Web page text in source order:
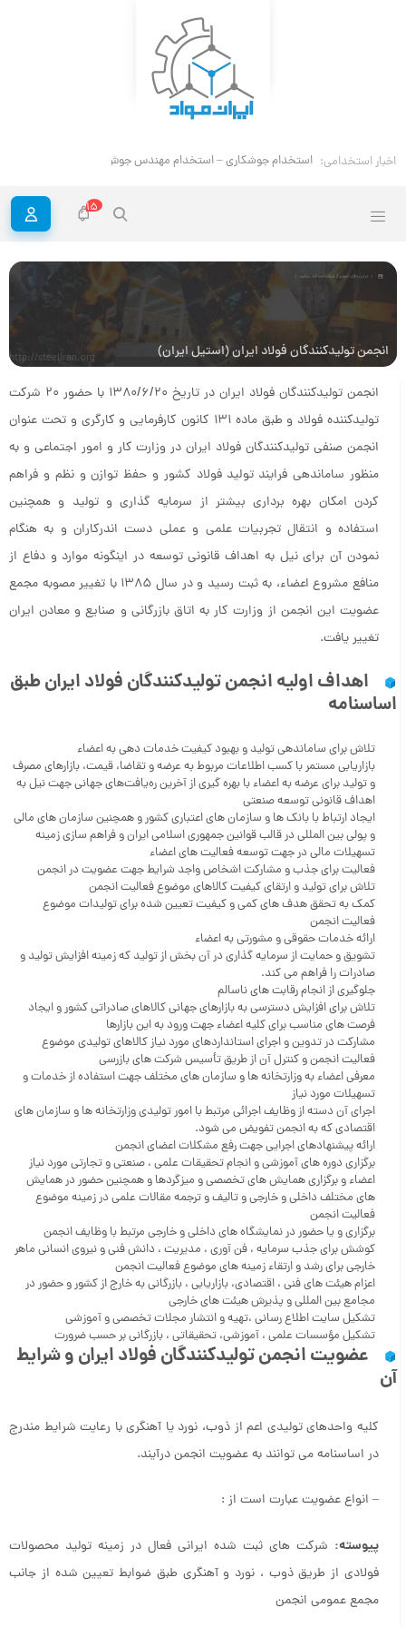
اخبار استخدامی: استخدام جوشکاری – استخدام مهندس جوش
15
انجمن تولیدکنندگان فولاد ایران (استیل ایران) http://steeliran.org
انجمن تولیدکنندگان فولاد ایران در تاریخ ۱۳۸۰/۶/۲۰ با حضور ۲۰ شرکت
تولیدکننده فولاد و طبق ماده ۱۳۱ کانون کارفرمایی و کارگری و تحت عنوان
انجمن صنفی تولیدکنندگان فولاد ایران در وزارت کار و امور اجتماعی و به
منظور ساماندهی فرایند تولید فولاد کشور و حفظ توازن و نظم و فراهم
کردن امکان بهره برداری بیشتر از سرمایه گذاری و تولید و همچنین
استفاده و انتقال تجربیات علمی و عملی دست اندرکاران و به هنگام
نمودن آن برای نیل به اهداف قانونی توسعه در اینگونه موارد و دفاع از
منافع مشروع اعضاء، به ثبت رسید و در سال ۱۳۸۵ با تغییر مصوبه مجمع
عضویت این انجمن از وزارت کار به اتاق بازرگانی و صنایع و معادن ایران
تغییر یافت.
اهداف اولیه انجمن تولیدکنندگان فولاد ایران طبق
اساسنامه
تلاش برای ساماندهی تولید و بهبود کیفیت خدمات دهی به اعضاء
بازاریابی مستمر با کسب اطلاعات مربوط به عرضه و تقاضا، قیمت، بازارهای مصرف
و تولید برای عرضه به اعضاء با بهره گیری از آخرین ره‌یافت‌های جهانی جهت نیل به
اهداف قانونی توسعه صنعتی
ایجاد ارتباط با بانک ها و سازمان های اعتباری کشور و همچنین سازمان های مالی
و پولی بین المللی در قالب قوانین جمهوری اسلامی ایران و فراهم سازی زمینه
تسهیلات مالی در جهت توسعه فعالیت های اعضاء
فعالیت برای جذب و مشارکت اشخاص واجد شرایط جهت عضویت در انجمن
تلاش برای تولید و ارتقای کیفیت کالاهای موضوع فعالیت انجمن
کمک به تحقق هدف های کمی و کیفیت تعیین شده برای تولیدات موضوع
فعالیت انجمن
ارائه خدمات حقوقی و مشورتی به اعضاء
تشویق و حمایت از سرمایه گذاری در آن بخش از تولید که زمینه افزایش تولید و
صادرات را فراهم می کند.
جلوگیری از انجام رقابت های ناسالم
تلاش برای افزایش دسترسی به بازارهای جهانی کالاهای صادراتی کشور و ایجاد
فرصت های مناسب برای کلیه اعضاء جهت ورود به این بازارها
مشارکت در تدوین و اجرای استانداردهای مورد نیاز کالاهای تولیدی موضوع
فعالیت انجمن و کنترل آن از طریق تأسیس شرکت های بازرسی
معرفی اعضاء به وزارتخانه ها و سازمان های مختلف جهت استفاده از خدمات و
تسهیلات مورد نیاز
اجرای آن دسته از وظایف اجرائی مرتبط با امور تولیدی وزارتخانه ها و سازمان های
اقتصادی که به انجمن تفویض می شود.
ارائه پیشنهادهای اجرایی جهت رفع مشکلات اعضای انجمن
برگزاری دوره های آموزشی و انجام تحقیقات علمی ، صنعتی و تجارتی مورد نیاز
اعضاء و برگزاری همایش های تخصصی و میزگردها و همچنین حضور در همایش
های مختلف داخلی و خارجی و تالیف و ترجمه مقالات علمی در زمینه موضوع
فعالیت انجمن
برگزاری و یا حضور در نمایشگاه های داخلی و خارجی مرتبط با وظایف انجمن
کوشش برای جذب سرمایه ، فن آوری ، مدیریت ، دانش فنی و نیروی انسانی ماهر
خارجی برای رشد و ارتقاء زمینه های موضوع فعالیت انجمن
اعزام هیئت های فنی ، اقتصادی، بازاریابی ، بازرگانی به خارج از کشور و حضور در
مجامع بین المللی و پذیرش هیئت های خارجی
تشکیل سایت اطلاع رسانی ،تهیه و انتشار مجلات تخصصی و آموزشی
تشکیل مؤسسات علمی ، آموزشی، تحقیقاتی ، بازرگانی بر حسب ضرورت
عضویت انجمن تولیدکنندگان فولاد ایران و شرایط
آن
کلیه واحدهای تولیدی اعم از ذوب، نورد یا آهنگری با رعایت شرایط مندرج
در اساسنامه می توانند به عضویت انجمن درآیند.
– انواع عضویت عبارت است از :
پیوسته: شرکت های ثبت شده ایرانی فعال در زمینه تولید محصولات
فولادی از طریق ذوب ، نورد و آهنگری طبق ضوابط تعیین شده از جانب
مجمع عمومی انجمن